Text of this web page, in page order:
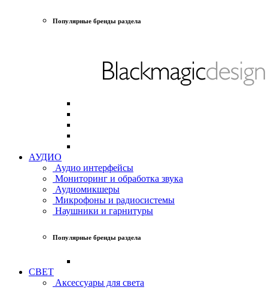
Популярные бренды раздела
АУДИО
Аудио интерфейсы
Мониторинг и обработка звука
Аудиомикшеры
Микрофоны и радиосистемы
Наушники и гарнитуры
Популярные бренды раздела
СВЕТ
Аксессуары для света